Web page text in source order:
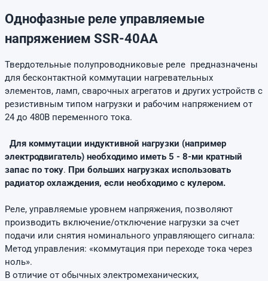
Однофазные реле управляемые
напряжением SSR-40AA
Твердотельные полупроводниковые реле предназначены
для бесконтактной коммутации нагревательных
элементов, ламп, сварочных агрегатов и других устройств с
резистивным типом нагрузки и рабочим напряжением от
24 до 480В переменного тока.
Для коммутации индуктивной нагрузки (например
электродвигатель) необходимо иметь 5 - 8-ми кратный
запас по току. При больших нагрузках использовать
радиатор охлаждения, если необходимо с кулером.
Реле, управляемые уровнем напряжения, позволяют
производить включение/отключение нагрузки за счет
подачи или снятия номинального управляющего сигнала:
Метод управления: «коммутация при переходе тока через
ноль».
В отличие от обычных электромеханических,